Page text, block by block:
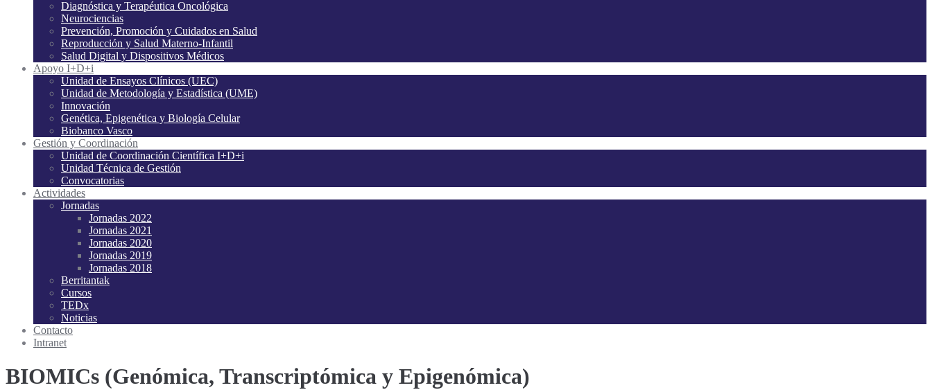
Diagnóstica y Terapéutica Oncológica
Neurociencias
Prevención, Promoción y Cuidados en Salud
Reproducción y Salud Materno-Infantil
Salud Digital y Dispositivos Médicos
Apoyo I+D+i
Unidad de Ensayos Clínicos (UEC)
Unidad de Metodología y Estadística (UME)
Innovación
Genética, Epigenética y Biología Celular
Biobanco Vasco
Gestión y Coordinación
Unidad de Coordinación Científica I+D+i
Unidad Técnica de Gestión
Convocatorias
Actividades
Jornadas
Jornadas 2022
Jornadas 2021
Jornadas 2020
Jornadas 2019
Jornadas 2018
Berritantak
Cursos
TEDx
Noticias
Contacto
Intranet
BIOMICs (Genómica, Transcriptómica y Epigenómica)